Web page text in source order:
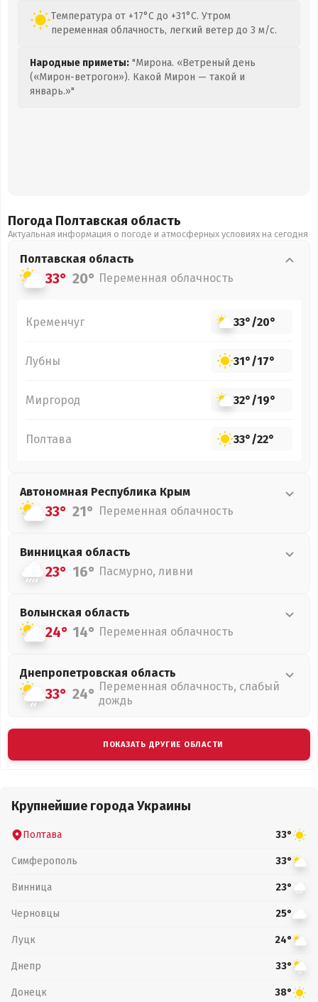
Температура от +17°C до +31°C. Утром
переменная облачность, легкий ветер до 3 м/с.
Народные приметы: "Мирона. «Ветреный день
(«Мирон-ветрогон»). Какой Мирон — такой и
январь.»"
Погода Полтавская область
Актуальная информация о погоде и атмосферных условиях на сегодня
Полтавская область
33° 20° Переменная облачность
Кременчуг 33°/20°
Лубны 31°/17°
Миргород 32°/19°
Полтава 33°/22°
Автономная Республика Крым
33° 21° Переменная облачность
Винницкая область
23° 16° Пасмурно, ливни
Волынская область
24° 14° Переменная облачность
Днепропетровская область
33° 24° Переменная облачность, слабый
дождь
ПОКАЗАТЬ ДРУГИЕ ОБЛАСТИ
Крупнейшие города Украины
Полтава 33°
Симферополь 33°
Винница 23°
Черновцы 25°
Луцк 24°
Днепр 33°
Донецк 38°